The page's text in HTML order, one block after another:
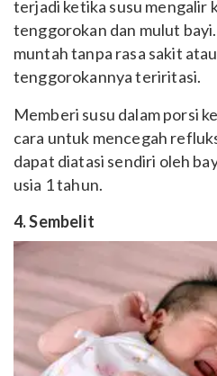
terjadi ketika susu mengalir
tenggorokan dan mulut
muntah tanpa rasa sakit
tenggorokannya teriritasi.
Memberi susu dalam porsi
cara untuk mencegah
dapat diatasi sendiri oleh
usia 1 tahun.
4. Sembelit